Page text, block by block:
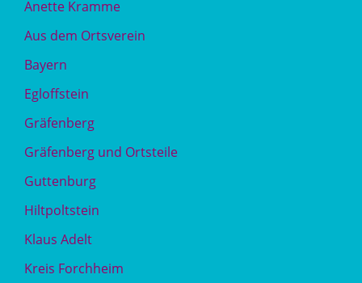
Anette Kramme
Aus dem Ortsverein
Bayern
Egloffstein
Gräfenberg
Gräfenberg und Ortsteile
Guttenburg
Hiltpoltstein
Klaus Adelt
Kreis Forchheim